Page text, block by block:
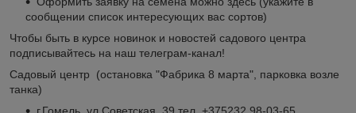
сообщении список интересующих вас сортов)
Чтобы быть в курсе новинок и новостей садового центра
подписывайтесь на наш телеграм-канал!
Садовый центр (остановка "Фабрика 8 марта", парковка возле
танка)
г.Гомель, ул.Советская, 39 тел. +375232 98-03-65